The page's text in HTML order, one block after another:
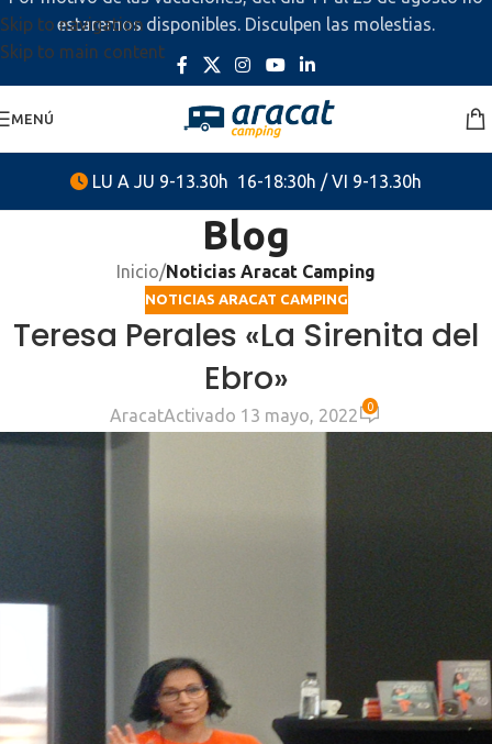
Skip to navigation
Skip to main content
estaremos disponibles. Disculpen las molestias.
MENÚ
LU A JU 9-13.30h 16-18:30h / VI 9-13.30h
Blog
Inicio/Noticias Aracat Camping
NOTICIAS ARACAT CAMPING
Teresa Perales «La Sirenita del
Ebro»
AracatActivado 13 mayo, 2022 0